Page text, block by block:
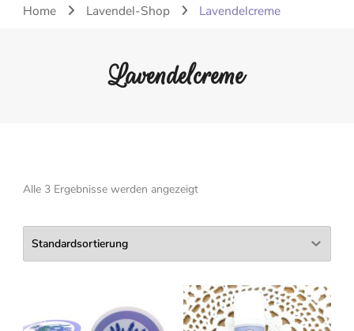
Es befinden sich keine Produkte im Warenkorb.
Home Lavendel-Shop Lavendelcreme
Lavendelcreme
Alle 3 Ergebnisse werden angezeigt